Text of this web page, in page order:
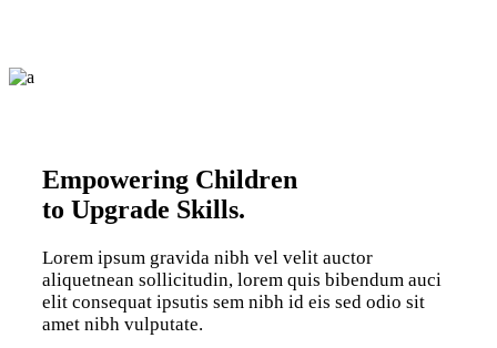
Empowering Children
to Upgrade Skills.
Lorem ipsum gravida nibh vel velit auctor
aliquetnean sollicitudin, lorem quis bibendum auci
elit consequat ipsutis sem nibh id eis sed odio sit
amet nibh vulputate.